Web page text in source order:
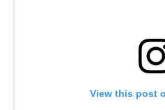
View this post